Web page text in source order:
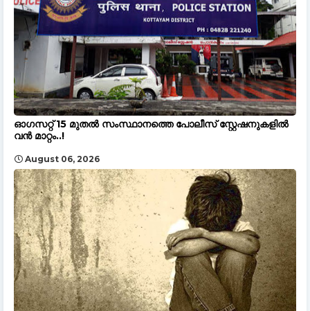
ഓഗസറ്റ് 15 മുതല്‍ സംസ്ഥാനത്തെ പോലീസ് സ്റ്റേഷനുകളിൽ
വൻ മാറ്റം..!
August 06, 2026